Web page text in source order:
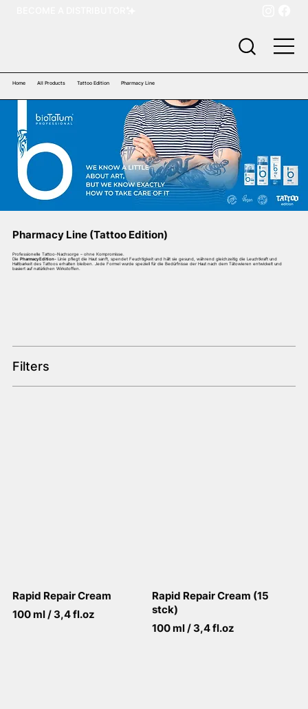
Home All Products Tattoo Edition Pharmacy Line
Pharmacy Line (Tattoo Edition)
Professionelle Tattoo-Nachsorge – ohne Kompromisse.
Die
Pharmacy Edition-Linie pflegt die Haut sanft, spendet Feuchtigkeit und hält sie gesund, während gleichzeitig die Leuchtkraft und
Haltbarkeit des Tattoos erhalten bleiben. Jede Formel wurde speziell für die Bedürfnisse der Haut nach dem Tätowieren entwickelt und
basiert auf natürlichen Wirkstoffen.
Filters
Rapid Repair Cream
100 ml / 3,4 fl.oz
Rapid Repair Cream (15
stck)
100 ml / 3,4 fl.oz